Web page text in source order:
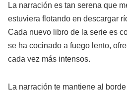
La narración es tan serena que
estuviera flotando en descargar
Cada nuevo libro de la serie es
se ha cocinado a fuego lento,
cada vez más intensos.
La narración te mantiene al